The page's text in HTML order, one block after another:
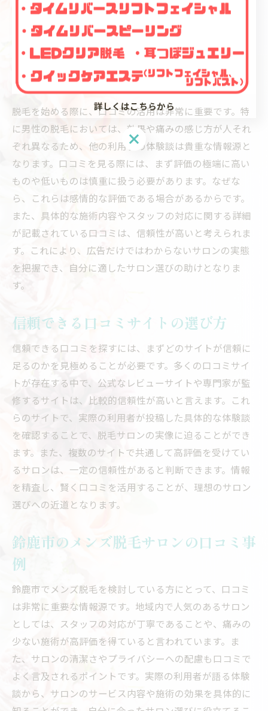
口コミ活用鈴鹿市の脱毛サロンで
失敗しない選び方
口コミの見方と活用法の基本
脱毛を始める際に、口コミの活用は非常に重要です。特
に男性の脱毛においては、効果や痛みの感じ方が人それ
ぞれ異なるため、他の利用者の体験談は貴重な情報源と
なります。口コミを見る際には、まず評価の極端に高い
ものや低いものは慎重に扱う必要があります。なぜな
ら、これらは感情的な評価である場合があるからです。
また、具体的な施術内容やスタッフの対応に関する詳細
が記載されている口コミは、信頼性が高いと考えられま
す。これにより、広告だけではわからないサロンの実態
を把握でき、自分に適したサロン選びの助けとなりま
す。
信頼できる口コミサイトの選び方
信頼できる口コミを探すには、まずどのサイトが信頼に
足るのかを見極めることが必要です。多くの口コミサイ
トが存在する中で、公式なレビューサイトや専門家が監
修するサイトは、比較的信頼性が高いと言えます。これ
らのサイトで、実際の利用者が投稿した具体的な体験談
を確認することで、脱毛サロンの実像に迫ることができ
ます。また、複数のサイトで共通して高評価を受けてい
るサロンは、一定の信頼性があると判断できます。情報
を精査し、賢く口コミを活用することが、理想のサロン
選びへの近道となります。
鈴鹿市のメンズ脱毛サロンの口コミ事
例
鈴鹿市でメンズ脱毛を検討している方にとって、口コミ
は非常に重要な情報源です。地域内で人気のあるサロン
としては、スタッフの対応が丁寧であることや、痛みの
少ない施術が高評価を得ていると言われています。ま
た、サロンの清潔さやプライバシーへの配慮も口コミで
よく言及されるポイントです。実際の利用者が語る体験
談から、サロンのサービス内容や施術の効果を具体的に
詳しくはこちらから